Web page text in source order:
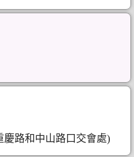
路和中山路口交會處)